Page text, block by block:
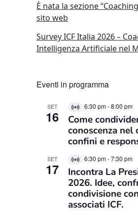
È nata la sezione
sito web
Survey ICF Italia 2026 –
Intelligenza Artificiale nel
Eventi in programma
SET
16
Virtual
Evento
6:30 pm-8:00 pm
Come
conoscenza nel
confini e
SET
17
Virtual
Evento
6:30 pm-7:30 pm
Incontra La
2026. Idee,
condivisione
associati ICF.